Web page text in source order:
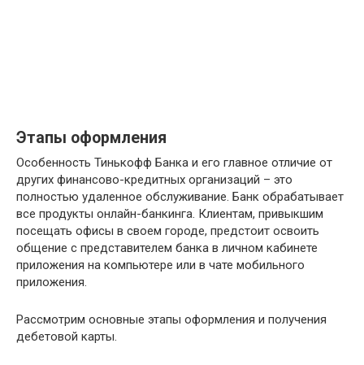
Этапы оформления
Особенность Тинькофф Банка и его главное отличие от
других финансово-кредитных организаций – это
полностью удаленное обслуживание. Банк обрабатывает
все продукты онлайн-банкинга. Клиентам, привыкшим
посещать офисы в своем городе, предстоит освоить
общение с представителем банка в личном кабинете
приложения на компьютере или в чате мобильного
приложения.
Рассмотрим основные этапы оформления и получения
дебетовой карты.